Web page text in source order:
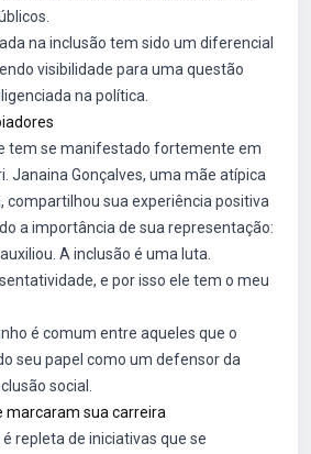
na inclusão tem sido um diferencial
visibilidade para uma questão
na política.
tem se manifestado fortemente em
Janaina Gonçalves, uma mãe atípica
compartilhou sua experiência positiva
a importância de sua representação:
A inclusão é uma luta.
e por isso ele tem o meu
é comum entre aqueles que o
seu papel como um defensor da
social.
marcaram sua carreira
repleta de iniciativas que se